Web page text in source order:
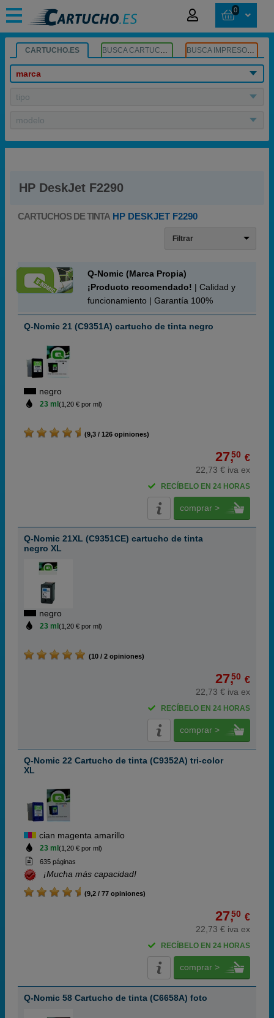
0
CARTUCHO.ES BUSCA CARTUCHOS BUSCA IMPRESORA
marca
tipo
modelo
HP DeskJet F2290
CARTUCHOS DE TINTA HP DESKJET F2290
Filtrar
Q-Nomic (Marca Propia)
¡Producto recomendado! | Calidad y
funcionamiento | Garantía 100%
Q-Nomic 21 (C9351A) cartucho de tinta negro
negro
23 ml (1,20 € por ml)
(9,3 / 126 opiniones)
27,50 €
22,73 € iva ex
RECÍBELO EN 24 HORAS
comprar >
Q-Nomic 21XL (C9351CE) cartucho de tinta
negro XL
negro
23 ml (1,20 € por ml)
(10 / 2 opiniones)
27,50 €
22,73 € iva ex
RECÍBELO EN 24 HORAS
comprar >
Q-Nomic 22 Cartucho de tinta (C9352A) tri-color
XL
cian magenta amarillo
23 ml (1,20 € por ml)
635 páginas
¡Mucha más capacidad!
(9,2 / 77 opiniones)
27,50 €
22,73 € iva ex
RECÍBELO EN 24 HORAS
comprar >
Q-Nomic 58 Cartucho de tinta (C6658A) foto